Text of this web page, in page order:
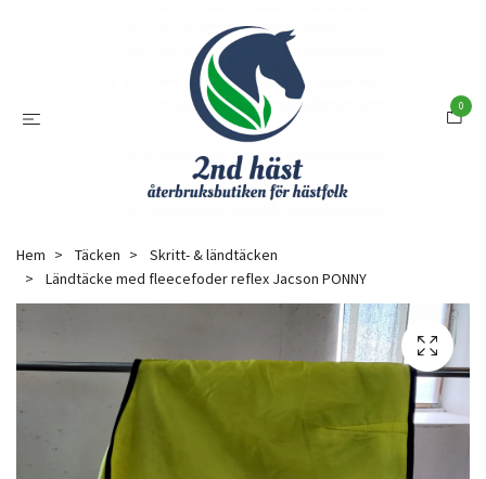
0
Hem Täcken
Skritt- & ländtäcken
Ländtäcke med fleecefoder reflex Jacson PONNY